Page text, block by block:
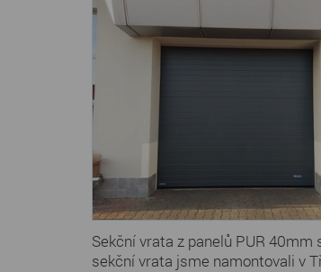
Sekční vrata z panelů PUR
sekční vrata jsme namontovali v